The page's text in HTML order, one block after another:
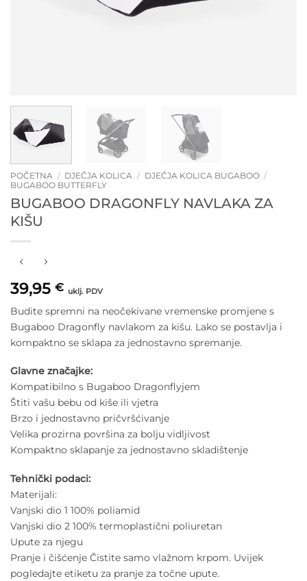
POČETNA / DJEČJA KOLICA / DJEČJA KOLICA BUGABOO /
BUGABOO BUTTERFLY
BUGABOO DRAGONFLY NAVLAKA ZA
KIŠU
39,95 € uklj. PDV
Budite spremni na neočekivane vremenske promjene s
Bugaboo Dragonfly navlakom za kišu. Lako se postavlja i
kompaktno se sklapa za jednostavno spremanje.
Glavne značajke:
Kompatibilno s Bugaboo Dragonflyjem
Štiti vašu bebu od kiše ili vjetra
Brzo i jednostavno pričvršćivanje
Velika prozirna površina za bolju vidljivost
Kompaktno sklapanje za jednostavno skladištenje
Tehnički podaci:
Materijali:
Vanjski dio 1 100% poliamid
Vanjski dio 2 100% termoplastični poliuretan
Upute za njegu
Pranje i čišćenje Čistite samo vlažnom krpom. Uvijek
pogledajte etiketu za pranje za točne upute.